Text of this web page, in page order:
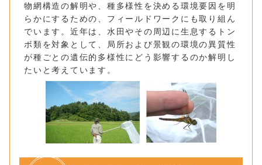
物網構造の解明や、種多様性を決める環境要因を明
らかにするための、フィールドワークにも取り組ん
でいます。近年は、水田やその周辺に生息するトン
ボ類を対象として、局所および景観の環境の異質性
が種ごとの遺伝的多様性にどう影響するのか解明し
たいと考えています。